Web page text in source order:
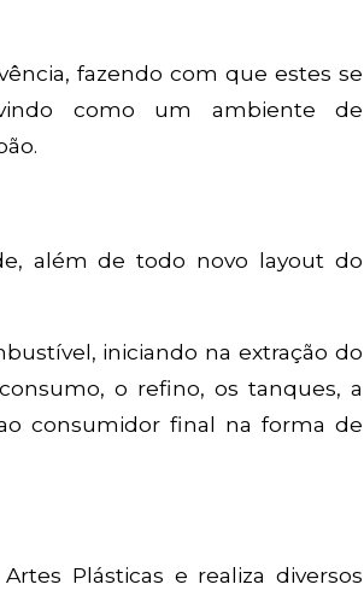
fazendo com que estes se
como um ambiente de
além de todo novo layout do
iniciando na extração do
o refino, os tanques, a
consumidor final na forma de
Plásticas e realiza diversos